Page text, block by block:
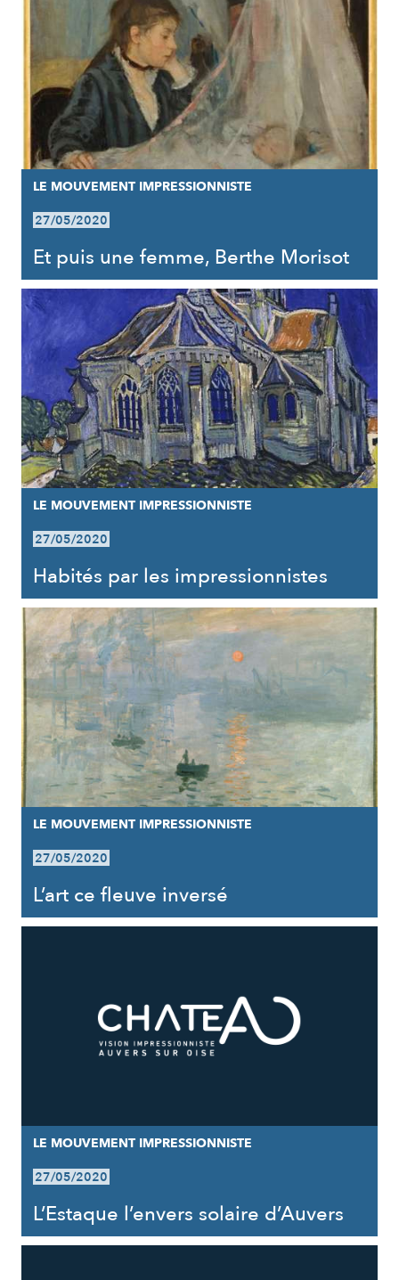
LE MOUVEMENT IMPRESSIONNISTE
27/05/2020
Et puis une femme, Berthe Morisot
LE MOUVEMENT IMPRESSIONNISTE
27/05/2020
Habités par les impressionnistes
LE MOUVEMENT IMPRESSIONNISTE
27/05/2020
L’art ce fleuve inversé
LE MOUVEMENT IMPRESSIONNISTE
27/05/2020
L’Estaque l’envers solaire d’Auvers